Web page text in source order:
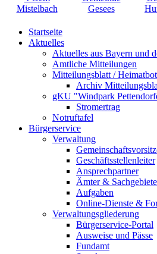
Startseite
Aktuelles
Aktuelles aus Bayern und
Amtliche Mitteilungen
Mitteilungsblatt /
Archiv
gKU "Windpark
Stromertrag
Notruftafel
Bürgerservice
Verwaltung
Geschäftsstellenleiter
Ansprechpartner
Ämter & Sachgebiete
Aufgaben
Online-Dienste &
Verwaltungsgliederung
Bürgerservice-Portal
Ausweise und Pässe
Fundamt